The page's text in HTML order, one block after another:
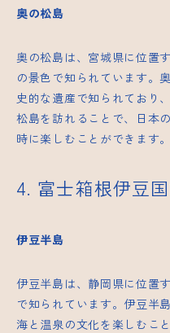
奥の松島
奥の松島は、宮城県に位置
の景色で知られています。
史的な遺産で知られており
松島を訪れることで、日本
時に楽しむことができます。
4. 富士箱根伊豆
伊豆半島
伊豆半島は、静岡県に位置
で知られています。伊豆半
海と温泉の文化を楽しむこ